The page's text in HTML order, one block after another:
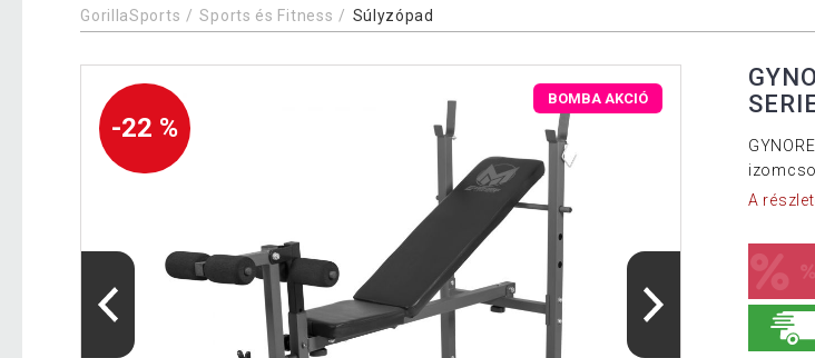
GorillaSports Sports és Fitness Súlyzópad
-22 %
BOMBA AKCIÓ
A